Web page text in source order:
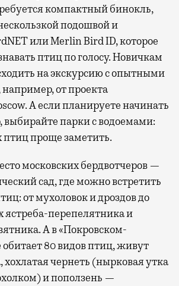
компактный бинокль,
подошвой и
или Merlin Bird ID, которое
птиц по голосу. Новичкам
на экскурсию с опытными
от проекта
А если планируете начинать
выбирайте парки с водоемами:
проще заметить.
московских бердвотчеров —
сад, где можно встретить
от мухоловок и дроздов до
перепелятника и
А в «Покровском-
обитает 80 видов птиц, живут
хохлатая чернеть (нырковая утка
и поползень —